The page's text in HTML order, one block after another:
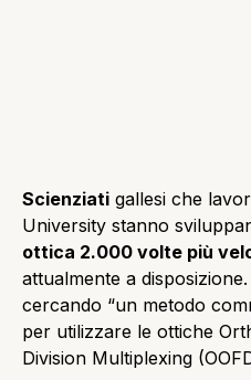
Scienziati gallesi che
University stanno
ottica 2.000 volte più
attualmente a
cercando “un metodo
per utilizzare le ottiche
Division Multiplexing